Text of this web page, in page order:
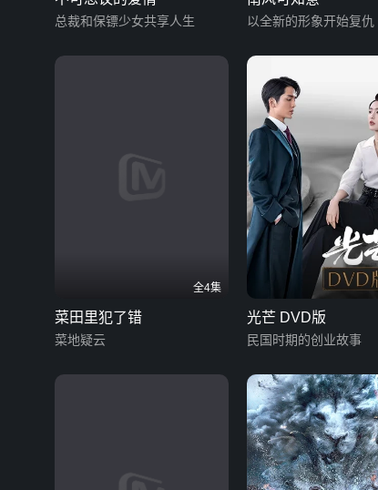
总裁和保镖少女共享人生 以全新的形象开始复仇
全4集
菜田里犯了错
菜地疑云
光芒 DVD版
民国时期的创业故事